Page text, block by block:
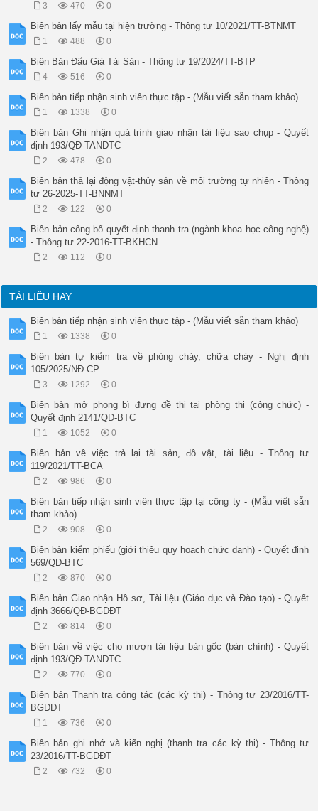
3 470 0
Biên bản lấy mẫu tại hiện trường - Thông tư 10/2021/TT-BTNMT
1 488 0
Biên Bản Đấu Giá Tài Sản - Thông tư 19/2024/TT-BTP
4 516 0
Biên bản tiếp nhận sinh viên thực tập - (Mẫu viết sẵn tham khảo)
1 1338 0
Biên bản Ghi nhận quá trình giao nhận tài liệu sao chụp - Quyết
định 193/QĐ-TANDTC
2 478 0
Biên bản thả lại động vật-thủy sản về môi trường tự nhiên - Thông
tư 26-2025-TT-BNNMT
2 122 0
Biên bản công bố quyết định thanh tra (ngành khoa học công nghệ)
- Thông tư 22-2016-TT-BKHCN
2 112 0
TÀI LIỆU HAY
Biên bản tiếp nhận sinh viên thực tập - (Mẫu viết sẵn tham khảo)
1 1338 0
Biên bản tự kiểm tra về phòng cháy, chữa cháy - Nghị định
105/2025/NĐ-CP
3 1292 0
Biên bản mở phong bì đựng đề thi tại phòng thi (công chức) -
Quyết định 2141/QĐ-BTC
1 1052 0
Biên bản về việc trả lại tài sản, đồ vật, tài liệu - Thông tư
119/2021/TT-BCA
2 986 0
Biên bản tiếp nhận sinh viên thực tập tại công ty - (Mẫu viết sẵn
tham khảo)
2 908 0
Biên bản kiểm phiếu (giới thiệu quy hoạch chức danh) - Quyết định
569/QĐ-BTC
2 870 0
Biên bản Giao nhận Hồ sơ, Tài liệu (Giáo dục và Đào tạo) - Quyết
định 3666/QĐ-BGDĐT
2 814 0
Biên bản về việc cho mượn tài liệu bản gốc (bản chính) - Quyết
định 193/QĐ-TANDTC
2 770 0
Biên bản Thanh tra công tác (các kỳ thi) - Thông tư 23/2016/TT-
BGDĐT
1 736 0
Biên bản ghi nhớ và kiến nghị (thanh tra các kỳ thi) - Thông tư
23/2016/TT-BGDĐT
2 732 0